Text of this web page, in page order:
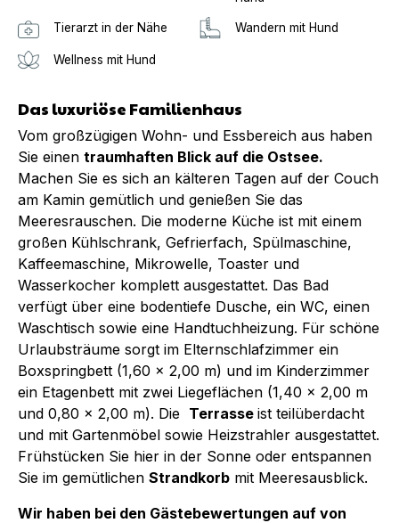
Tierarzt in der Nähe Wandern mit Hund
Wellness mit Hund
Das luxuriöse Familienhaus
Vom großzügigen Wohn- und Essbereich aus haben
Sie einen traumhaften Blick auf die Ostsee.
Machen Sie es sich an kälteren Tagen auf der Couch
am Kamin gemütlich und genießen Sie das
Meeresrauschen. Die moderne Küche ist mit einem
großen Kühlschrank, Gefrierfach, Spülmaschine,
Kaffeemaschine, Mikrowelle, Toaster und
Wasserkocher komplett ausgestattet. Das Bad
verfügt über eine bodentiefe Dusche, ein WC, einen
Waschtisch sowie eine Handtuchheizung. Für schöne
Urlaubsträume sorgt im Elternschlafzimmer ein
Boxspringbett (1,60 x 2,00 m) und im Kinderzimmer
ein Etagenbett mit zwei Liegeflächen (1,40 x 2,00 m
und 0,80 x 2,00 m). Die Terrasse ist teilüberdacht
und mit Gartenmöbel sowie Heizstrahler ausgestattet.
Frühstücken Sie hier in der Sonne oder entspannen
Sie im gemütlichen Strandkorb mit Meeresausblick.
Wir haben bei den Gästebewertungen auf von